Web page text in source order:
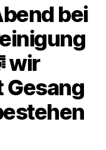
bei
wir
Gesang